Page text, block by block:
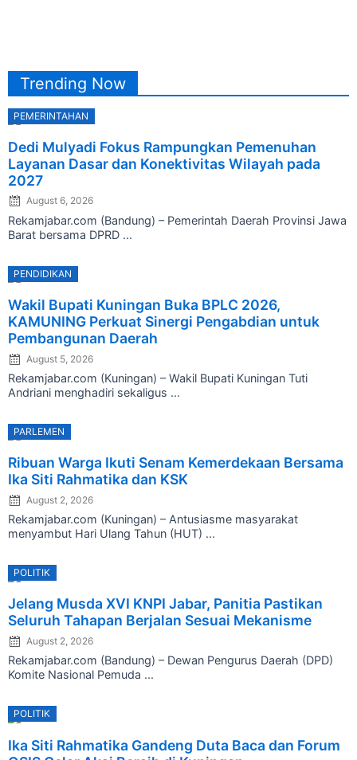
Trending Now
PEMERINTAHAN
Dedi Mulyadi Fokus Rampungkan Pemenuhan
Layanan Dasar dan Konektivitas Wilayah pada
2027
on
August 6, 2026
Rekamjabar.com (Bandung) – Pemerintah Daerah Provinsi Jawa
Barat bersama DPRD ...
PENDIDIKAN
Wakil Bupati Kuningan Buka BPLC 2026,
KAMUNING Perkuat Sinergi Pengabdian untuk
Pembangunan Daerah
on
August 5, 2026
Rekamjabar.com (Kuningan) – Wakil Bupati Kuningan Tuti
Andriani menghadiri sekaligus ...
PARLEMEN
Ribuan Warga Ikuti Senam Kemerdekaan Bersama
Ika Siti Rahmatika dan KSK
on
August 2, 2026
Rekamjabar.com (Kuningan) – Antusiasme masyarakat
menyambut Hari Ulang Tahun (HUT) ...
POLITIK
Jelang Musda XVI KNPI Jabar, Panitia Pastikan
Seluruh Tahapan Berjalan Sesuai Mekanisme
on
August 2, 2026
Rekamjabar.com (Bandung) – Dewan Pengurus Daerah (DPD)
Komite Nasional Pemuda ...
POLITIK
Ika Siti Rahmatika Gandeng Duta Baca dan Forum
on